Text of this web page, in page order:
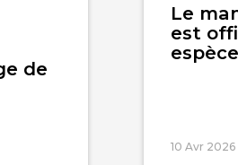
sagesse chinoise ?! Elle a
c’est à vomir ! Et bien sûr
de
Le
est
10 Avr 2026